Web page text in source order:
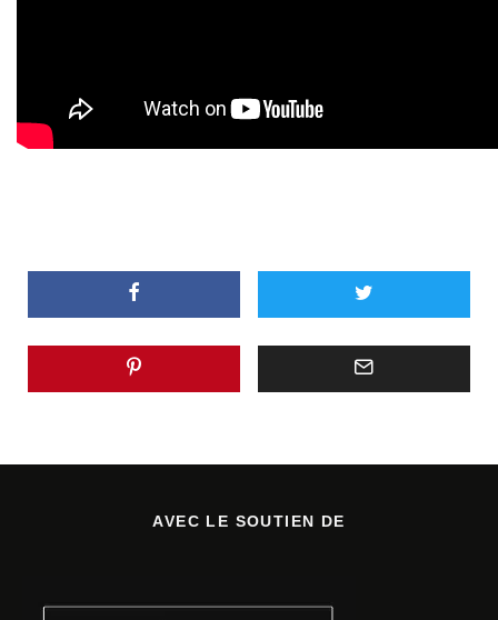
AVEC LE SOUTIEN DE